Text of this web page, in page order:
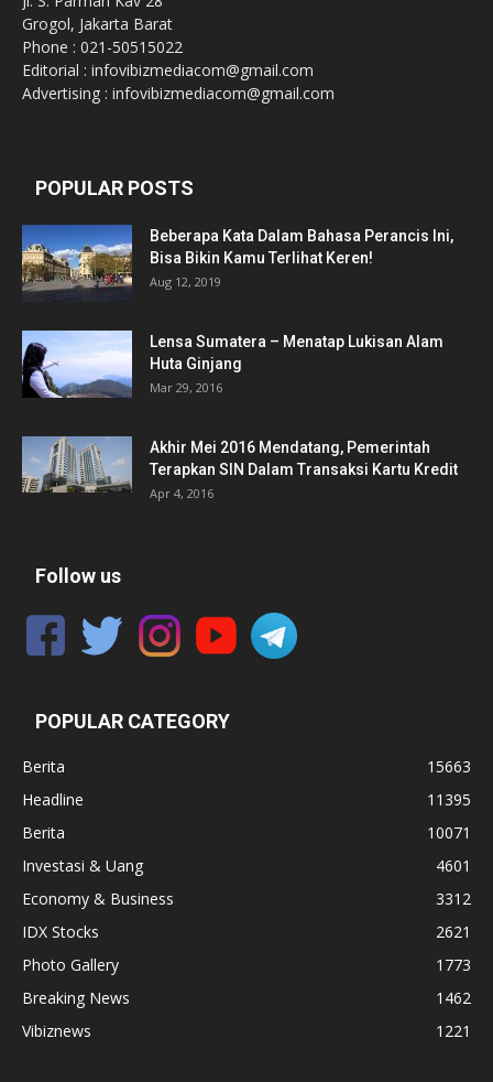
Grogol, Jakarta Barat
Phone : 021-50515022
Editorial : infovibizmediacom@gmail.com
Advertising : infovibizmediacom@gmail.com
POPULAR POSTS
Beberapa Kata Dalam Bahasa Perancis Ini,
Bisa Bikin Kamu Terlihat Keren!
Aug 12, 2019
Lensa Sumatera – Menatap Lukisan Alam
Huta Ginjang
Mar 29, 2016
Akhir Mei 2016 Mendatang, Pemerintah
Terapkan SIN Dalam Transaksi Kartu Kredit
Apr 4, 2016
Follow us
POPULAR CATEGORY
Berita
15663
Headline
11395
Berita
10071
Investasi & Uang
4601
Economy & Business
3312
IDX Stocks
2621
Photo Gallery
1773
Breaking News
1462
Vibiznews
1221